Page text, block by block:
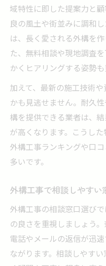
域特性に即した提案力と
良の風土や街並みに調和
は、長く愛される外構を
た、無料相談や現地調査
かくヒアリングする姿勢も
加えて、最新の施工技術
かも見逃せません。耐久
構を提供できる業者は、
が高くなります。こうし
外構工事ランキングや口
多いです。
外構工事で相談しやすい
外構工事の相談窓口選び
の良さを重視しましょう。
電話やメールの返信が迅
ながります。相談しやす